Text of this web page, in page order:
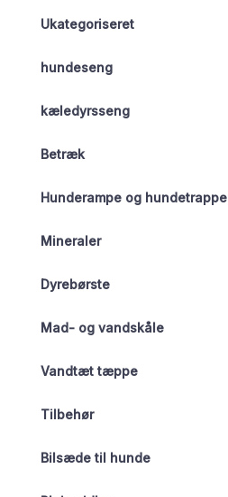
Ukategoriseret
hundeseng
kæledyrsseng
Betræk
Hunderampe og hundetrappe
Mineraler
Dyrebørste
Mad- og vandskåle
Vandtæt tæppe
Tilbehør
Bilsæde til hunde